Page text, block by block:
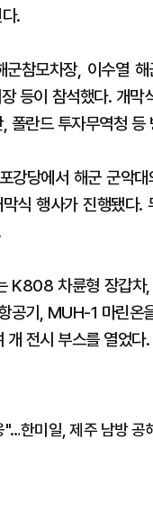
.
참모차장, 이수열
등이 참석했다. 개
폴란드 투자무역청
강당에서 해군 군악
식 행사가 진행됐다
K808 차륜형 장갑
공기, MUH-1 마린온
전시 부스를 열었다.
한미일, 제주 남방 공